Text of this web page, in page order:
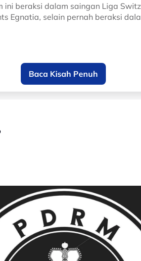
ini beraksi dalam saingan Liga
Egnatia, selain pernah beraksi
Baca Kisah Penuh